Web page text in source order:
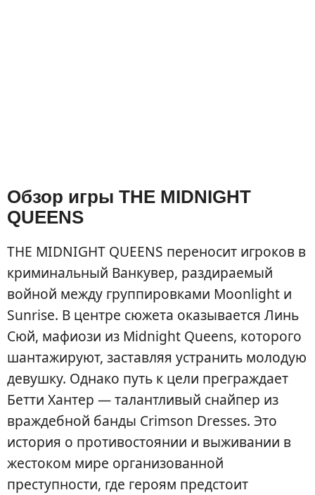
Обзор игры THE MIDNIGHT
QUEENS
THE MIDNIGHT QUEENS переносит игроков в
криминальный Ванкувер, раздираемый
войной между группировками Moonlight и
Sunrise. В центре сюжета оказывается Линь
Сюй, мафиози из Midnight Queens, которого
шантажируют, заставляя устранить молодую
девушку. Однако путь к цели преграждает
Бетти Хантер — талантливый снайпер из
враждебной банды Crimson Dresses. Это
история о противостоянии и выживании в
жестоком мире организованной
преступности, где героям предстоит